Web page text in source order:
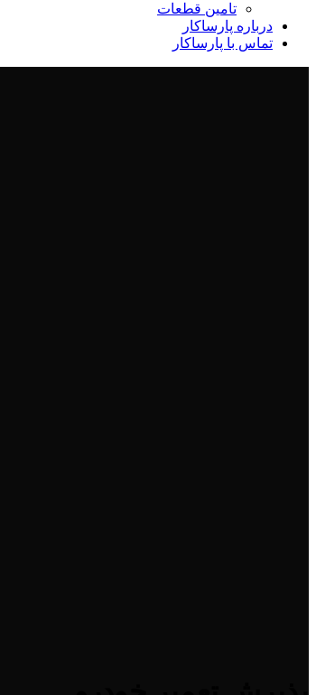
تامین قطعات
درباره پارساکار
تماس با پارساکار